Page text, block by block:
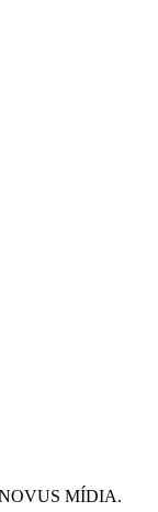
NOVUS MÍDIA.